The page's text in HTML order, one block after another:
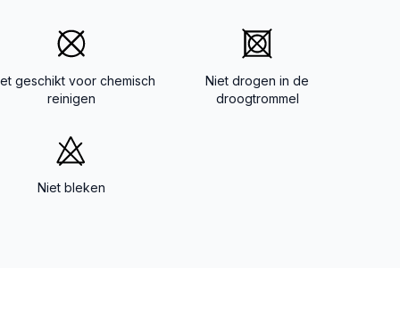
geschikt voor chemisch
reinigen
Niet drogen in de
droogtrommel
Niet bleken